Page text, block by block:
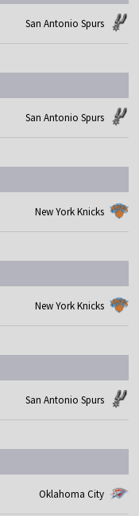
San Antonio Spurs
San Antonio Spurs
New York Knicks
New York Knicks
San Antonio Spurs
Oklahoma City